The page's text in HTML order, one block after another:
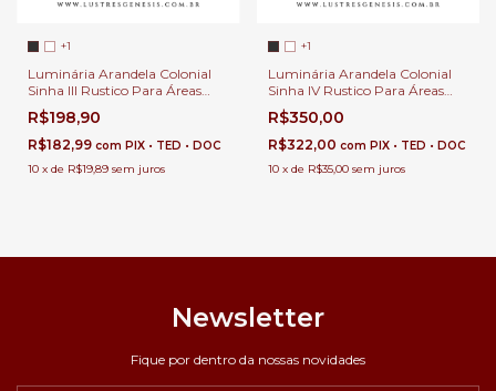
+1
Luminária Arandela Colonial
Sinha III Rustico Para Áreas
Externas de Casas, Sítios e
Fazendas - Incolustres o Linha
Sinha - 1511A
R$198,90
R$182,99 com PIX • TED • DOC
10 x de R$19,89 sem juros
+1
Luminária Arandela Colonial
Sinha IV Rustico Para Áreas
Externas de Casas, Sítios e
Fazendas - Incolustres o Linha
Sinha - 1511
R$350,00
R$322,00 com PIX • TED • DOC
10 x de R$35,00 sem juros
Newsletter
Fique por dentro da nossas novidades